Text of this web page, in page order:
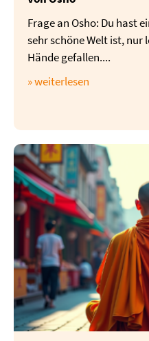
Frage an Osho: Du hast
sehr schöne Welt ist, nur
Hände gefallen....
» weiterlesen